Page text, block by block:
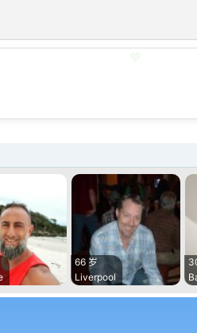
66 岁
Liverpool